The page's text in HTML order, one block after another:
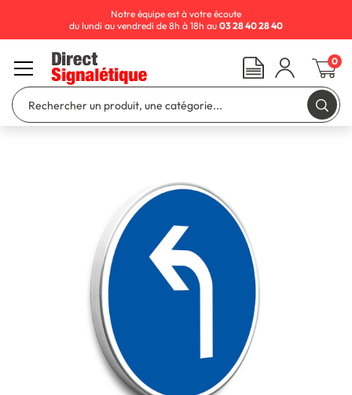
Notre équipe est à votre écoute
du lundi au vendredi de 8h à 18h au 03 28 40 28 40
0